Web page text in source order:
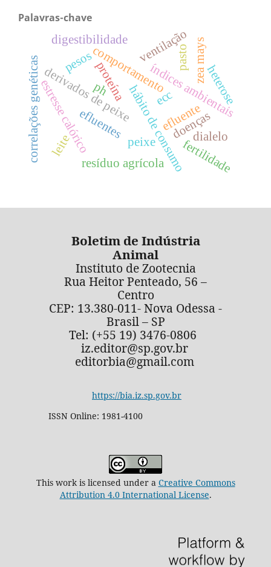
Palavras-chave
peixe
derivados de peixehábito de consumo
comportamento
estresse calórico índices ambientais
ventilação
digestibilidade
efluente
ph
proteína
resíduo agrícola
zea mays
efluentes
correlações genéticas pesos pasto
doenças
leite
ecc
fertilidade
dialelo
heterose
Boletim de Indústria
Animal
Instituto de Zootecnia
Rua Heitor Penteado, 56 –
Centro
CEP: 13.380-011- Nova Odessa -
Brasil – SP
Tel: (+55 19) 3476-0806
iz.editor@sp.gov.br
editorbia@gmail.com
https://bia.iz.sp.gov.br
ISSN Online: 1981-4100
This work is licensed under a Creative Commons
Attribution 4.0 International License.